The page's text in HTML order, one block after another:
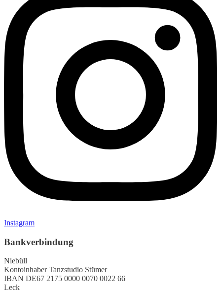
Instagram
Bankverbindung
Niebüll
KontoinhaberTanzstudio Stümer
IBAN DE67 2175 0000 0070 0022 66
Leck